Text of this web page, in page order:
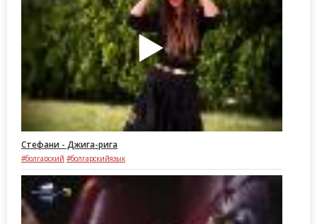
Стефани - Джига-рига
#болгарский #болгарскийязык